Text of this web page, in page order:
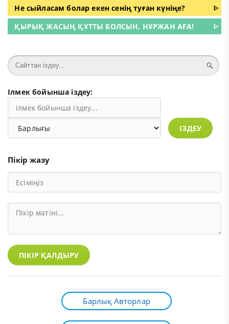
Не сыйласам болар екен сенің туған күніңе?
ᐈ
ҚЫРЫҚ ЖАСЫҢ ҚҰТТЫ БОЛСЫН, НҰРЖАН АҒА!
ᐈ
Ілмек бойынша іздеу:
ІЗДЕУ
Пікір жазу
ПІКІР ҚАЛДЫРУ
Барлық Авторлар